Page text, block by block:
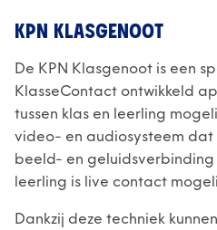
KPN KLASGENOOT
De KPN Klasgenoot is een
KlasseContact ontwikkeld
tussen klas en leerling
video- en audiosysteem
beeld- en geluidsverbinding
leerling is live contact
Dankzij deze techniek